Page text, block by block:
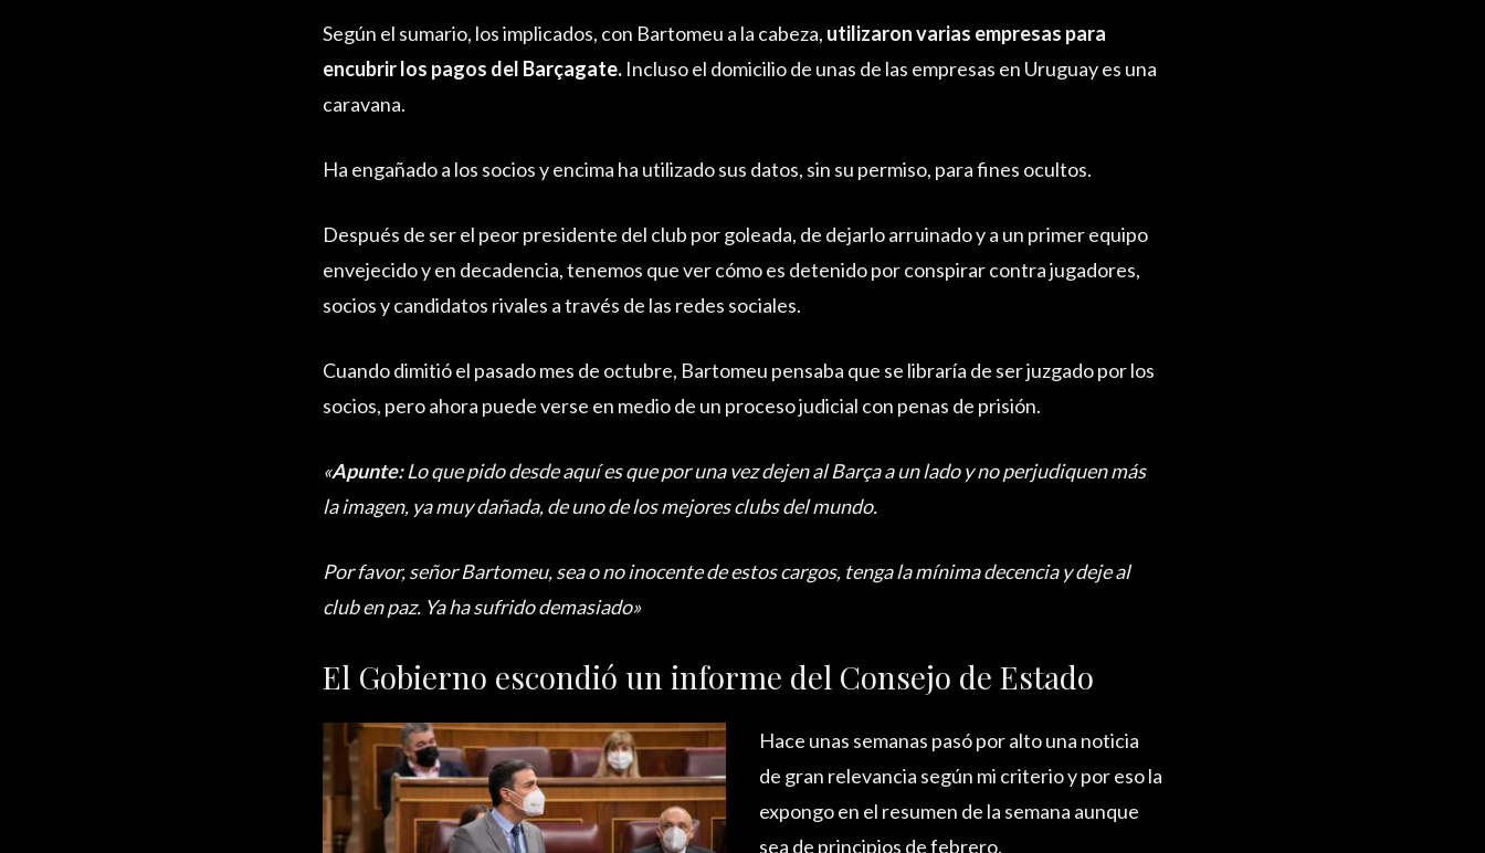
Según el sumario, los implicados, con Bartomeu a la cabeza, utilizaron varias empresas para
encubrir los pagos del Barçagate. Incluso el domicilio de unas de las empresas en Uruguay es una
caravana.
Ha engañado a los socios y encima ha utilizado sus datos, sin su permiso, para fines ocultos.
Después de ser el peor presidente del club por goleada, de dejarlo arruinado y a un primer equipo
envejecido y en decadencia, tenemos que ver cómo es detenido por conspirar contra jugadores,
socios y candidatos rivales a través de las redes sociales.
Cuando dimitió el pasado mes de octubre, Bartomeu pensaba que se libraría de ser juzgado por los
socios, pero ahora puede verse en medio de un proceso judicial con penas de prisión.
«Apunte:Lo que pido desde aquí es que por una vez dejen al Barça a un lado y no perjudiquen más
la imagen, ya muy dañada, de uno de los mejores clubs del mundo.
Por favor, señor Bartomeu, sea o no inocente de estos cargos, tenga la mínima decencia y deje al
club en paz. Ya ha sufrido demasiado»
El Gobierno escondió un informe del Consejo de Estado
Hace unas semanas pasó por alto una noticia
de gran relevancia según mi criterio y por eso la
expongo en el resumen de la semana aunque
sea de principios de febrero.